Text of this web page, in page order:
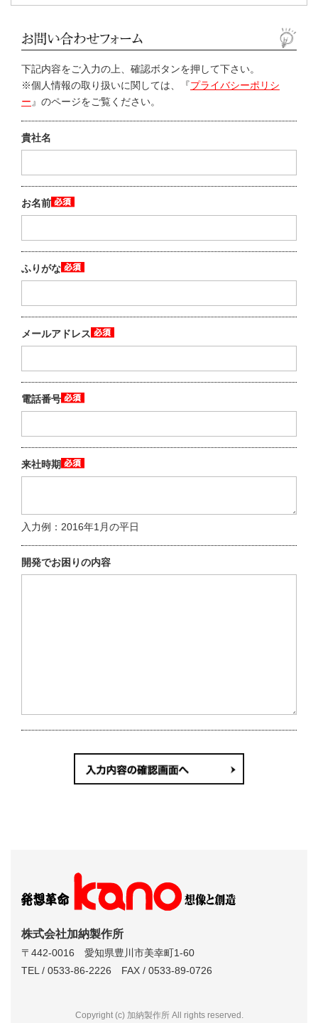
下記内容をご入力の上、確認ボタンを押して下さい。
※個人情報の取り扱いに関しては、『プライバシーポリシ
ー 』のページをご覧ください。
貴社名
お名前
ふりがな
メールアドレス
電話番号
来社時期
入力例：2016年1月の平日
開発でお困りの内容
株式会社加納製作所
〒442-0016 愛知県豊川市美幸町1-60
TEL / 0533-86-2226 FAX / 0533-89-0726
Copyright (c) 加納製作所 All rights reserved.